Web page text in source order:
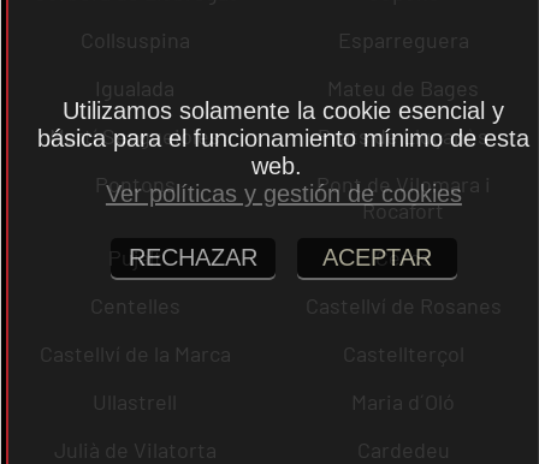
Collsuspina
Esparreguera
Igualada
Mateu de Bages
Martí Sesgueioles
Prats de Lluçanès
Pontons
Pont de Vilomara i
Rocafort
Pujalt
Cercs
Centelles
Castellví de Rosanes
Castellví de la Marca
Castellterçol
Ullastrell
Maria d´Oló
Julià de Vilatorta
Cardedeu
Utilizamos solamente la cookie esencial y
básica para el funcionamiento mínimo de esta
web.
Ver políticas y gestión de cookies
RECHAZAR ACEPTAR